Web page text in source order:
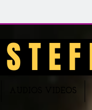
S T E
AUDIOS VIDEOS